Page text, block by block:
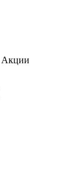
Акции